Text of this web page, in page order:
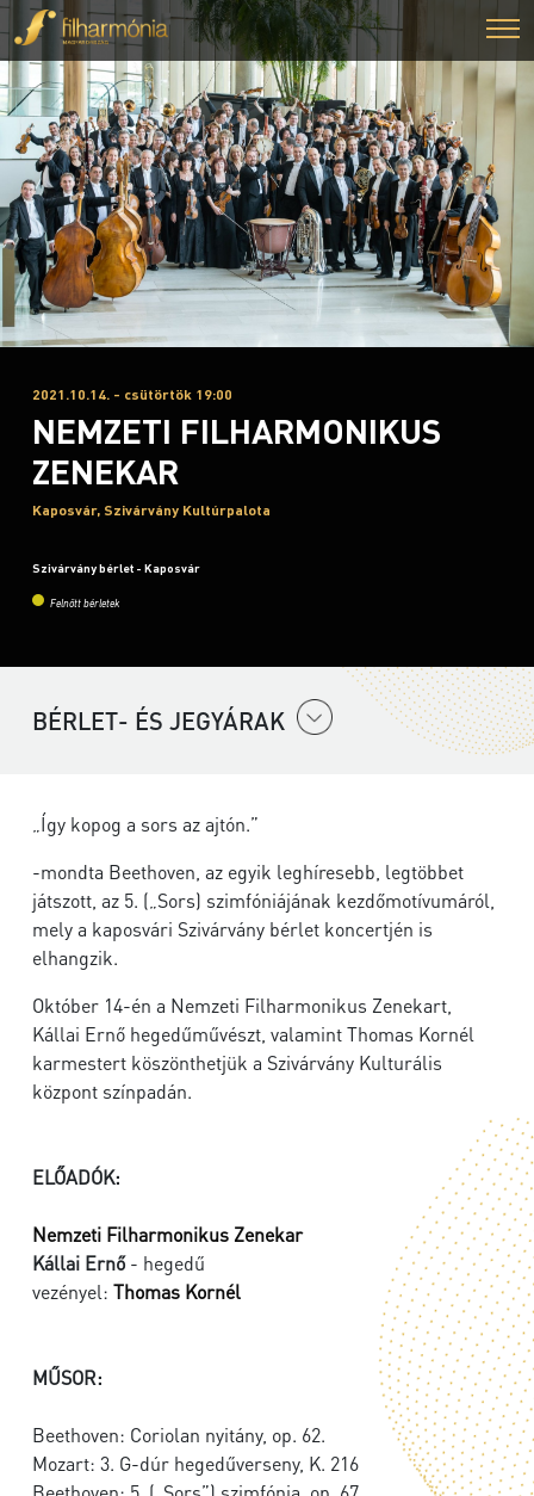
2021.10.14. - csütörtök 19:00
NEMZETI FILHARMONIKUS
ZENEKAR
Kaposvár, Szivárvány Kultúrpalota
Szivárvány bérlet - Kaposvár
Felnőtt bérletek
BÉRLET- ÉS JEGYÁRAK
„Így kopog a sors az ajtón.”
-mondta Beethoven, az egyik leghíresebb, legtöbbet
játszott, az 5. („Sors) szimfóniájának kezdőmotívumáról,
mely a kaposvári Szivárvány bérlet koncertjén is
elhangzik.
Október 14-én a Nemzeti Filharmonikus Zenekart,
Kállai Ernő hegedűművészt, valamint Thomas Kornél
karmestert köszönthetjük a Szivárvány Kulturális
központ színpadán.
ELŐADÓK:
Nemzeti Filharmonikus Zenekar
Kállai Ernő- hegedű
vezényel: Thomas Kornél
MŰSOR:
Beethoven: Coriolan nyitány, op. 62.
Mozart: 3. G-dúr hegedűverseny, K. 216